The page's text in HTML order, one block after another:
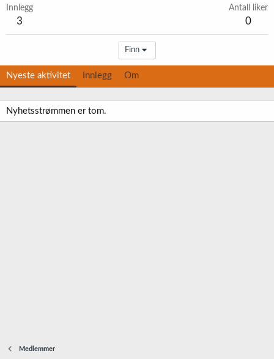
Innlegg
3
Antall liker
0
Finn
Nyeste aktivitet Innlegg Om
Nyhetsstrømmen er tom.
Medlemmer